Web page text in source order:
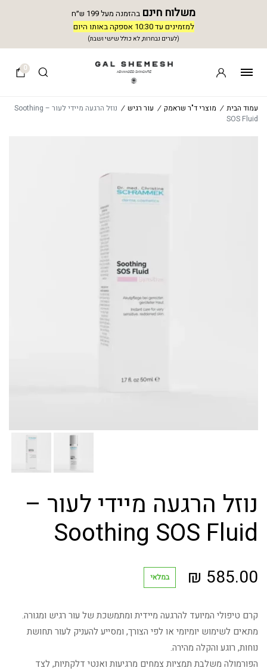
משלוח חינם בהזמנה מעל 199 ש״ח
למזמינים עד 10:30 אספקה באותו היום
(לערים נבחרות, לא כולל שישי ושבת)
0
עמוד הבית / מוצרי ד"ר שראמק / עור רגיש /
נוזל הרגעה מיידי לעור – Soothing
SOS Fluid
נוזל הרגעה מיידי לעור –
Soothing SOS Fluid
585.00
₪ במלאי
קרם טיפולי המיועד להרגעה מיידית ומתמשכת של עור רגיש ומגורה.
מתאים לשימוש יומיומי או לפי הצורך, ומסייע להעניק לעור תחושת
נוחות, רוגע והקלה מהירה.
הפורמולה משלבת תמציות צמחים מרגיעות ואנטי דלקתיות, לצד